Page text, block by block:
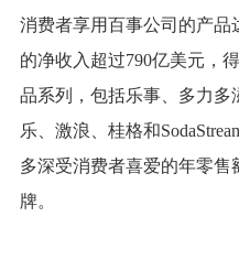
消费者享用百事公司的产品
的净收入超过790亿美元，
品系列，包括乐事、多力
乐、激浪、桂格和
多深受消费者喜爱的年零售
牌。